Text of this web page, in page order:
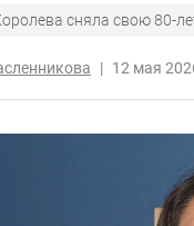
сняла свою 80-
| 12 мая